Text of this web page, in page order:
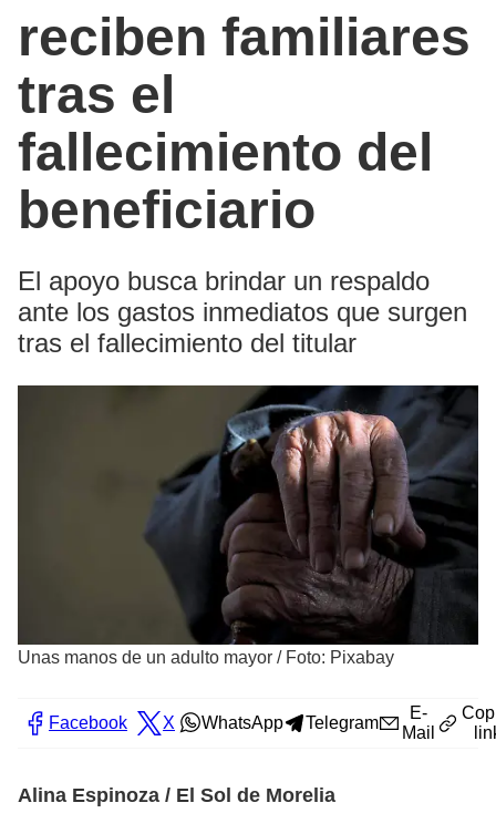
reciben familiares
tras el
fallecimiento del
beneficiario
El apoyo busca brindar un respaldo
ante los gastos inmediatos que surgen
tras el fallecimiento del titular
Unas manos de un adulto mayor / Foto: Pixabay
Facebook X WhatsApp Telegram
E-
Mail
Alina Espinoza / El Sol de Morelia